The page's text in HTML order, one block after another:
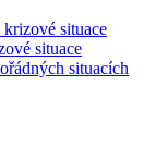
situace
situace
situacích